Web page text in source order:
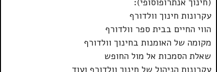
(חינוך אנתרופוסופי):
עקרונות חינוך וולדורף
הווי החיים בבית ספר וולדורף
מקומה של האומנות בחינוך וולדורף
שאלת הסמכות אל מול החופש